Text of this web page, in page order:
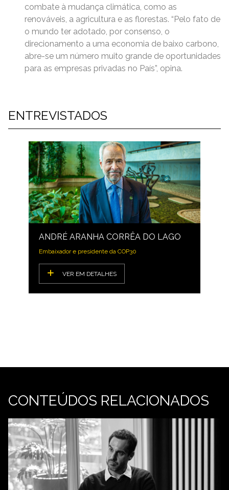
combate à mudança climática, como as
renováveis, a agricultura e as florestas. “Pelo fato de
o mundo ter adotado, por consenso, o
direcionamento a uma economia de baixo carbono,
abre-se um número muito grande de oportunidades
para as empresas privadas no País”, opina.
ENTREVISTADOS
ANDRÉ ARANHA CORRÊA DO LAGO
Embaixador e presidente da COP30
VER EM DETALHES
CONTEÚDOS RELACIONADOS